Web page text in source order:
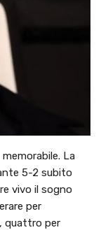
La
5-2 subito
vivo il sogno
per
quattro per